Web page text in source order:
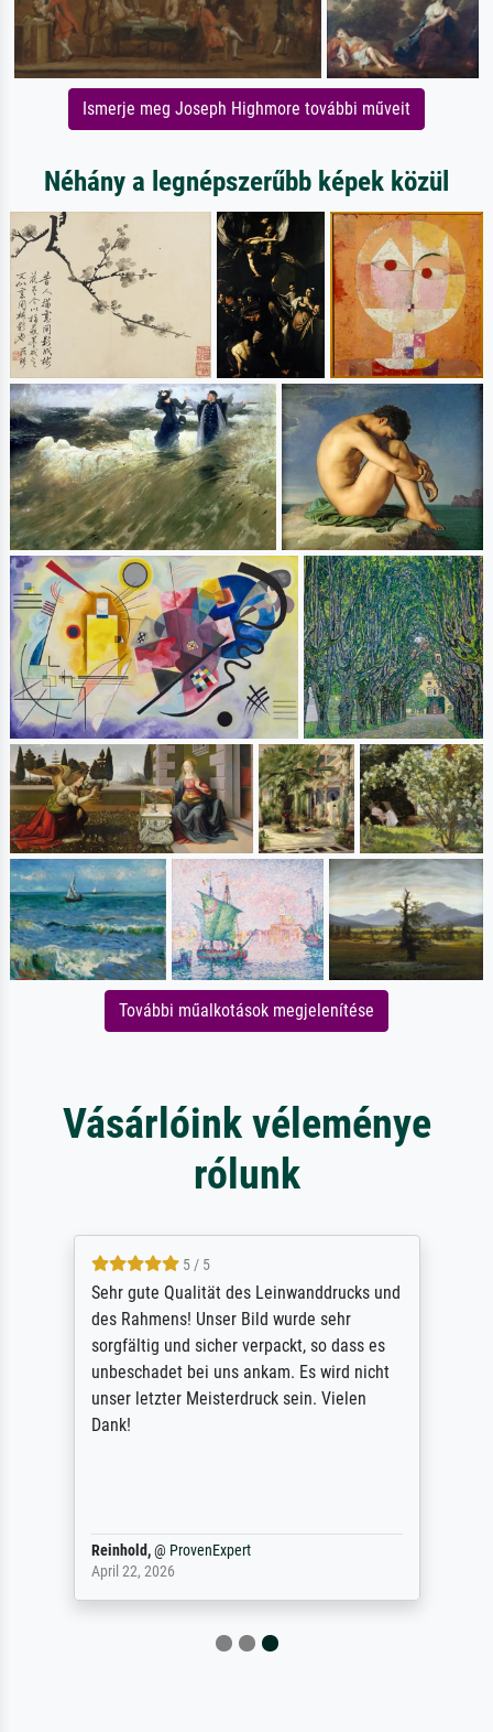
Ismerje meg Joseph Highmore további műveit
Néhány a legnépszerűbb képek közül
További műalkotások megjelenítése
Vásárlóink véleménye
rólunk
5 / 5
Sehr gute Qualität des Leinwanddrucks und
des Rahmens! Unser Bild wurde sehr
sorgfältig und sicher verpackt, so dass es
unbeschadet bei uns ankam. Es wird nicht
unser letzter Meisterdruck sein. Vielen
Dank!
Reinhold,@ProvenExpert
April 22, 2026